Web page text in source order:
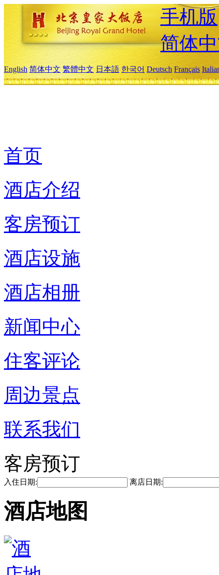
手机版
简体
English 简体中文 繁體中文 日本語 한국어 Deutsch Français
首页
酒店介绍
客房预订
酒店设施
酒店相册
新闻中心
住客评论
周边景点
联系我们
客房预订
入住日期: 离店日期:
酒店地图